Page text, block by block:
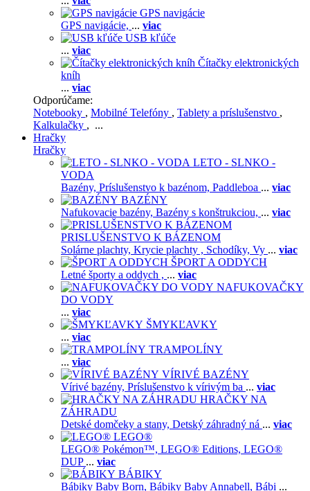
GPS navigácie
GPS navigácie, ... viac
USB kľúče
... viac
Čítačky elektronických
kníh
... viac
Odporúčame:
Notebooky , Mobilné Telefóny , Tablety a príslušenstvo ,
Kalkulačky , ...
Hračky
Hračky
LETO - SLNKO -
VODA
Bazény, Príslušenstvo k bazénom, Paddleboa ... viac
BAZÉNY
Nafukovacie bazény, Bazény s konštrukciou, ... viac
PRISLUŠENSTVO K BÁZENOM
Solárne plachty, Krycie plachty , Schodíky, Vy ... viac
ŠPORT A ODDYCH
Letné športy a oddych , ... viac
NAFUKOVAČKY
DO VODY
... viac
ŠMYKĽAVKY
... viac
TRAMPOLÍNY
... viac
VÍRIVÉ BAZÉNY
Vírivé bazény, Príslušenstvo k vírivým ba ... viac
HRAČKY NA
ZÁHRADU
Detské domčeky a stany, Detský záhradný ná ... viac
LEGO®
LEGO® Pokémon™, LEGO® Editions, LEGO®
DUP ... viac
BÁBIKY
Bábiky Baby Born, Bábiky Baby Annabell, Bábi ...